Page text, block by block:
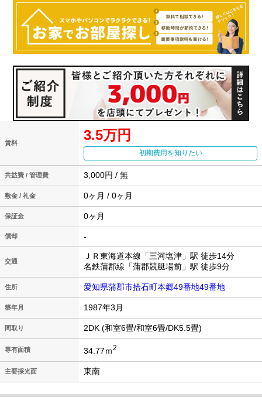
賃料 3.5万円
初期費用を知りたい
共益費 / 管理費 3,000円 / 無
敷金 / 礼金 0ヶ月 / 0ヶ月
保証金 0ヶ月
償却 -
交通
ＪＲ東海道本線「三河塩津」駅 徒歩14分
名鉄蒲郡線「蒲郡競艇場前」駅 徒歩9分
住所 愛知県蒲郡市拾石町本郷49番地49番地
築年月 1987年3月
間取り 2DK (和室6畳/和室6畳/DK5.5畳)
専有面積 34.77ｍ2
主要採光面 東南